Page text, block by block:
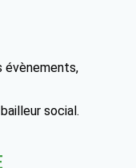
évènements,
social.